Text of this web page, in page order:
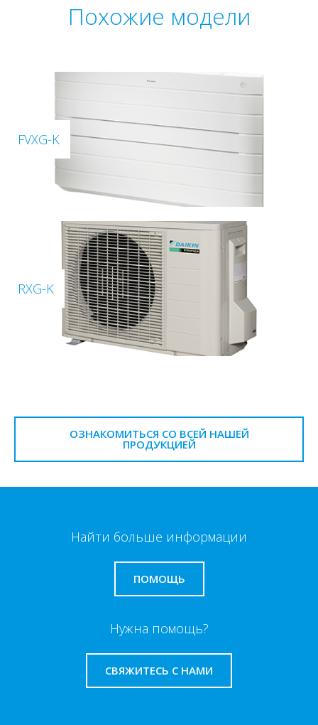
Похожие модели
FVXG-K
RXG-K
ОЗНАКОМИТЬСЯ СО ВСЕЙ НАШЕЙ
ПРОДУКЦИЕЙ
Найти больше информации
ПОМОЩЬ
Нужна помощь?
СВЯЖИТЕСЬ С НАМИ